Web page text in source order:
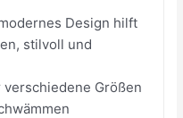
Design hilft
stilvoll und
Größen